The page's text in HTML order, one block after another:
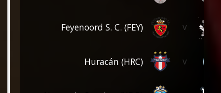
Feyenoord S. C. (FEY) v
Huracán (HRC) v